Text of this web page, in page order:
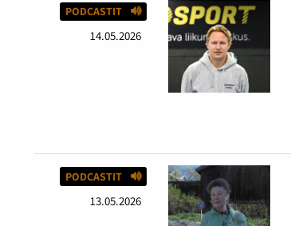
PODCASTIT
14.05.2026
PODCASTIT
13.05.2026